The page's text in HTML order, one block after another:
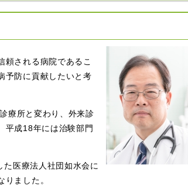
頼される病院であるこ
予防に貢献したいと考
療所と変わり、外来診
平成18年には治験部門
医療法人社団如水会に
ました。